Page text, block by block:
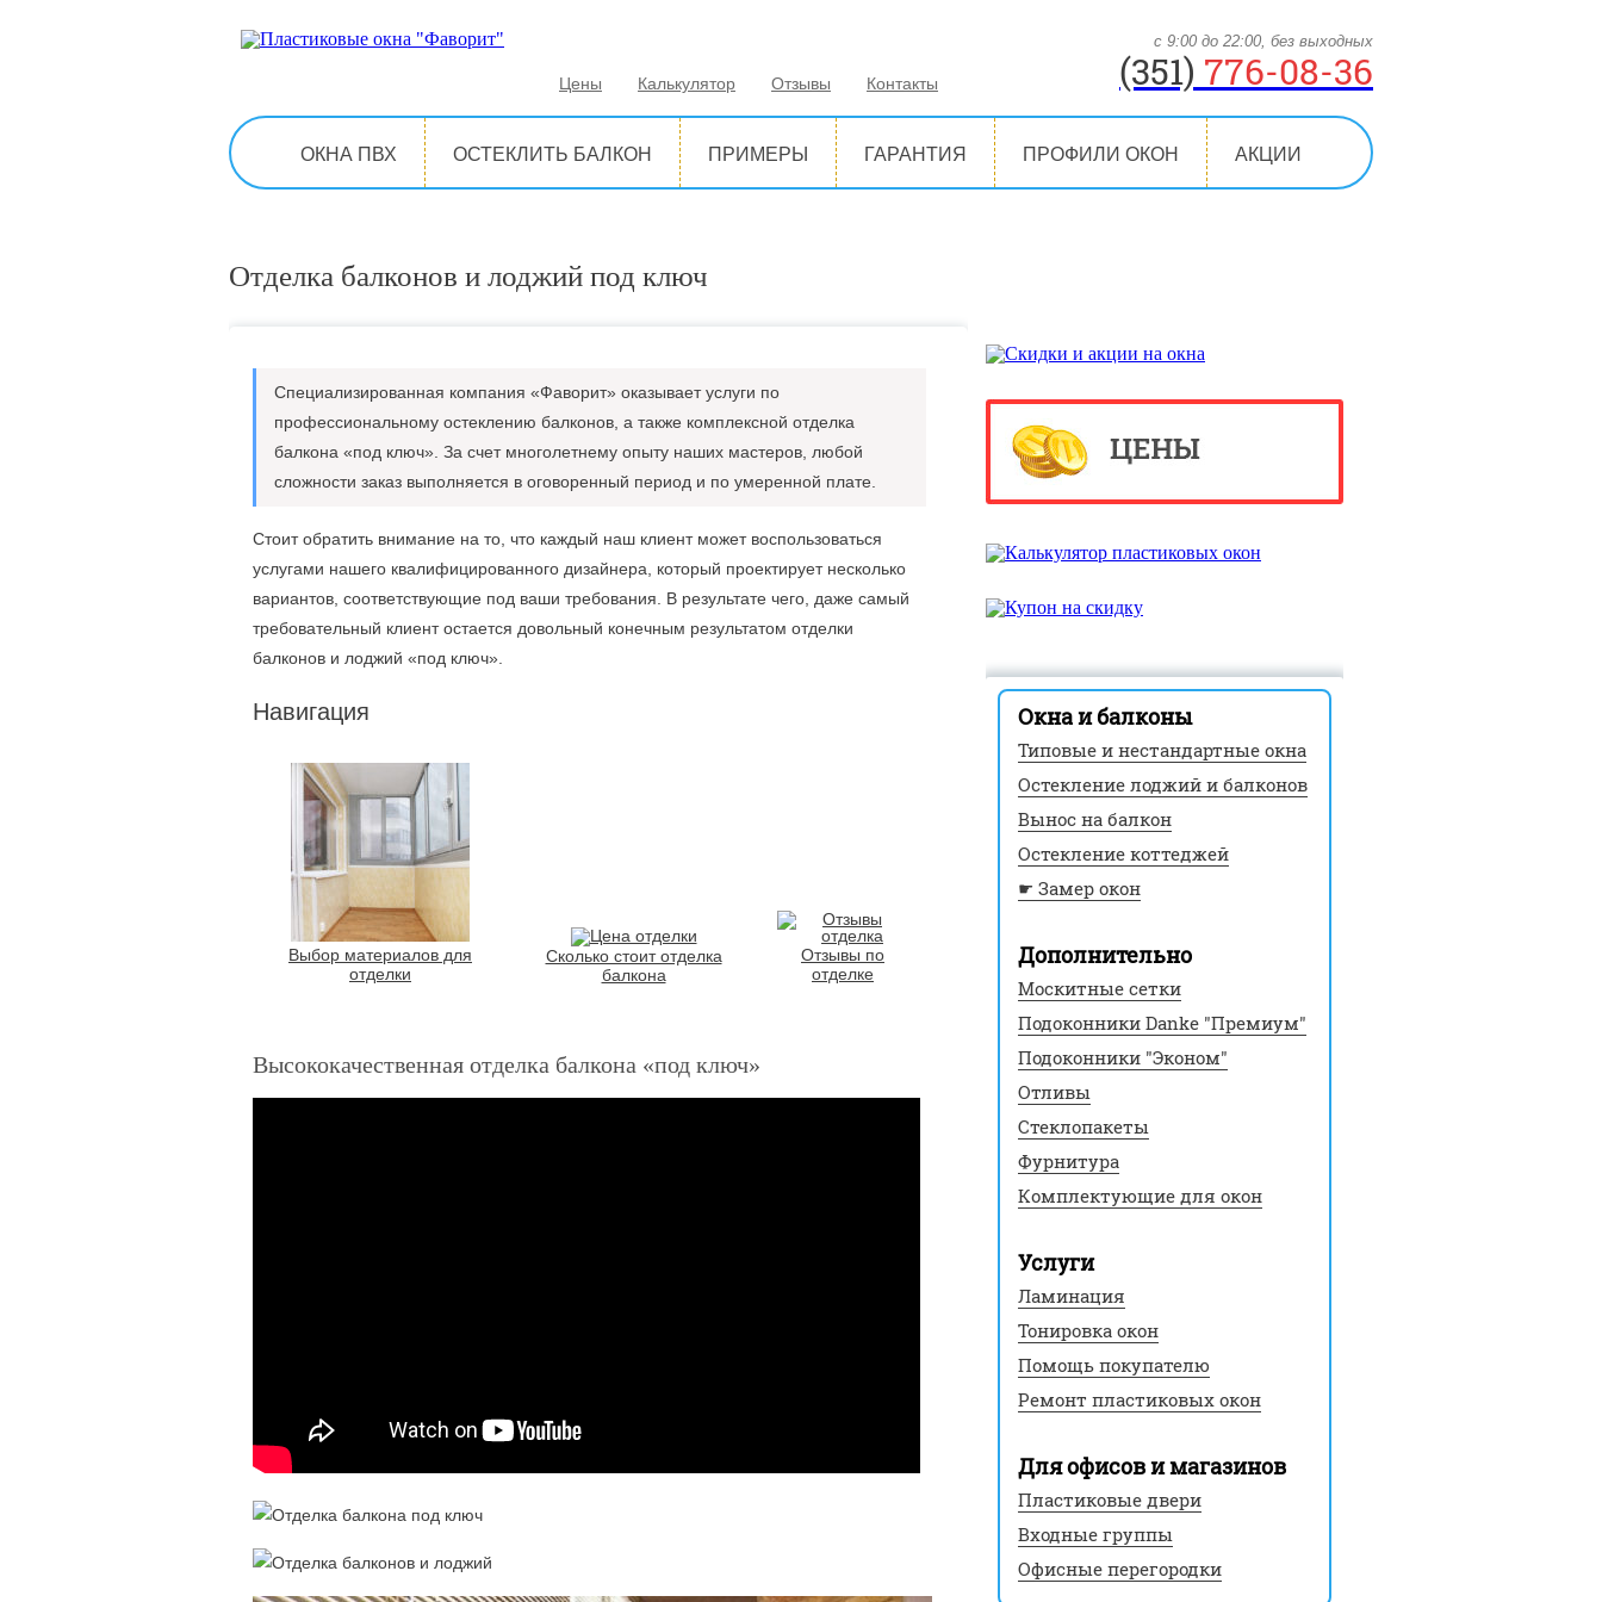
Цены Калькулятор Отзывы Контакты
с 9:00 до 22:00, без выходных
(351) 776-08-36
ОКНА ПВХ ОСТЕКЛИТЬ БАЛКОН ПРИМЕРЫ ГАРАНТИЯ ПРОФИЛИ ОКОН АКЦИИ
Отделка балконов и лоджий под ключ
Специализированная компания «Фаворит» оказывает услуги по
профессиональному остеклению балконов, а также комплексной отделка
балкона «под ключ». За счет многолетнему опыту наших мастеров, любой
сложности заказ выполняется в оговоренный период и по умеренной плате.
Стоит обратить внимание на то, что каждый наш клиент может воспользоваться
услугами нашего квалифицированного дизайнера, который проектирует несколько
вариантов, соответствующие под ваши требования. В результате чего, даже самый
требовательный клиент остается довольный конечным результатом отделки
балконов и лоджий «под ключ».
Навигация
Выбор материалов для
отделки
Сколько стоит отделка
балкона
Отзывы по
отделке
Высококачественная отделка балкона «под ключ»
Окна и балконы
Типовые и нестандартные окна
Остекление лоджий и балконов
Вынос на балкон
Остекление коттеджей
☛ Замер окон
Дополнительно
Москитные сетки
Подоконники Danke "Премиум"
Подоконники "Эконом"
Отливы
Стеклопакеты
Фурнитура
Комплектующие для окон
Услуги
Ламинация
Тонировка окон
Помощь покупателю
Ремонт пластиковых окон
Для офисов и магазинов
Пластиковые двери
Входные группы
Офисные перегородки